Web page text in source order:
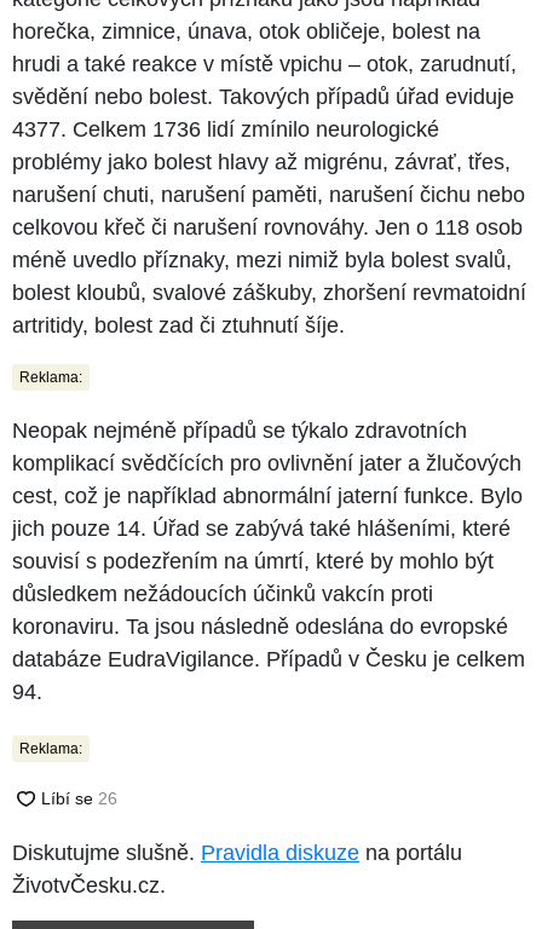
horečka, zimnice, únava, otok obličeje, bolest na
hrudi a také reakce v místě vpichu – otok, zarudnutí,
svědění nebo bolest. Takových případů úřad eviduje
4377. Celkem 1736 lidí zmínilo neurologické
problémy jako bolest hlavy až migrénu, závrať, třes,
narušení chuti, narušení paměti, narušení čichu nebo
celkovou křeč či narušení rovnováhy. Jen o 118 osob
méně uvedlo příznaky, mezi nimiž byla bolest svalů,
bolest kloubů, svalové záškuby, zhoršení revmatoidní
artritidy, bolest zad či ztuhnutí šíje.
Reklama:
Neopak nejméně případů se týkalo zdravotních
komplikací svědčících pro ovlivnění jater a žlučových
cest, což je například abnormální jaterní funkce. Bylo
jich pouze 14. Úřad se zabývá také hlášeními, které
souvisí s podezřením na úmrtí, které by mohlo být
důsledkem nežádoucích účinků vakcín proti
koronaviru. Ta jsou následně odeslána do evropské
databáze EudraVigilance. Případů v Česku je celkem
94.
Reklama:
Diskutujme slušně. Pravidla diskuze na portálu
ŽivotvČesku.cz.